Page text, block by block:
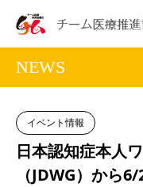
NEWS
イベント情報
日本認知症本人
（JDWG）から